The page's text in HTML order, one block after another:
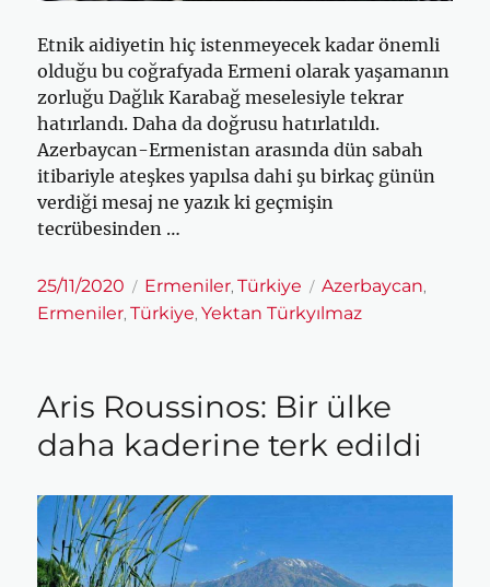
Etnik aidiyetin hiç istenmeyecek kadar önemli
olduğu bu coğrafyada Ermeni olarak yaşamanın
zorluğu Dağlık Karabağ meselesiyle tekrar
hatırlandı. Daha da doğrusu hatırlatıldı.
Azerbaycan-Ermenistan arasında dün sabah
itibariyle ateşkes yapılsa dahi şu birkaç günün
verdiği mesaj ne yazık ki geçmişin
tecrübesinden …
Yayın
tarihi
25/11/2020 Kategoriler
Ermeniler,Türkiye Etiketler
Azerbaycan,
Ermeniler,Türkiye,Yektan Türkyılmaz
Aris Roussinos: Bir ülke
daha kaderine terk edildi